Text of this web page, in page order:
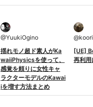
@YuukiOgino
揺れモノ超ド素人がKa
waiiPhysicsを使って、
感覚を頼りに女性キャ
ラクターモデルのKawai
iを増す方法まとめ
@
[UE]
再利用